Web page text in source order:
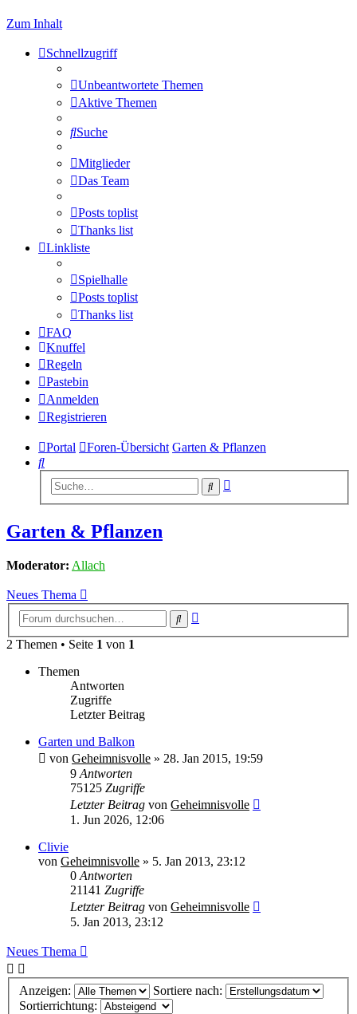
Zum Inhalt
Schnellzugriff
Unbeantwortete Themen
Aktive Themen
Suche
Mitglieder
Das Team
Posts toplist
Thanks list
Linkliste
Spielhalle
Posts toplist
Thanks list
FAQ
Knuffel
Regeln
Pastebin
Anmelden
Registrieren
Portal Foren-Übersicht Garten & Pflanzen
Suche
Suche
Garten & Pflanzen
Moderator: Allach
Neues Thema
Suche
2 Themen • Seite 1 von 1
Themen
Antworten
Zugriffe
Letzter Beitrag
Garten und Balkon
von Geheimnisvolle » 28. Jan 2015, 19:59
9Antworten
75125 Zugriffe
Letzter Beitrag von Geheimnisvolle
1. Jun 2026, 12:06
Clivie
von Geheimnisvolle » 5. Jan 2013, 23:12
0Antworten
21141 Zugriffe
Letzter Beitrag von Geheimnisvolle
5. Jan 2013, 23:12
Neues Thema
Anzeigen:
Sortiere nach:
Sortierrichtung: